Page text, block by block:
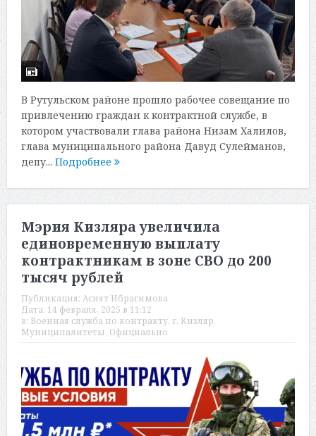
В Рутульском районе прошло рабочее совещание по
привлечению граждан к контрактной службе, в
котором участвовали глава района Низам Халилов,
глава муниципального района Давуд Сулейманов,
депу... Подробнее
Мэрия Кизляра увеличила
единовременную выплату
контрактникам в зоне СВО до 200
тысяч рублей
Публикация: Асият Ибрагимова
Дата: 14 февраля, 2025 в 11:12
в: Военная служба по контракту, г. Кизляр,
Муниципалитеты, Официально